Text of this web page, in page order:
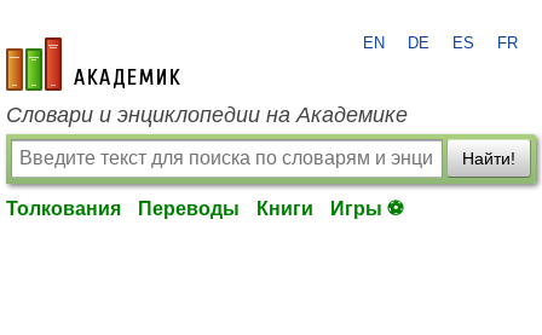
academic.ru
EN DE ES FR
Словари и энциклопедии на Академике
Найти!
Толкования Переводы Книги Игры ⚽